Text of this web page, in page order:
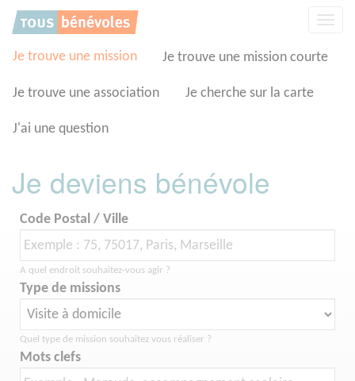
Je trouve une mission Je trouve une mission courte
Je trouve une association Je cherche sur la carte
J'ai une question
Je deviens bénévole
Code Postal / Ville
A quel endroit souhaitez-vous agir ?
Type de missions
Quel type de mission souhaitez vous réaliser ?
Mots clefs
Panneau de gestion des cookies